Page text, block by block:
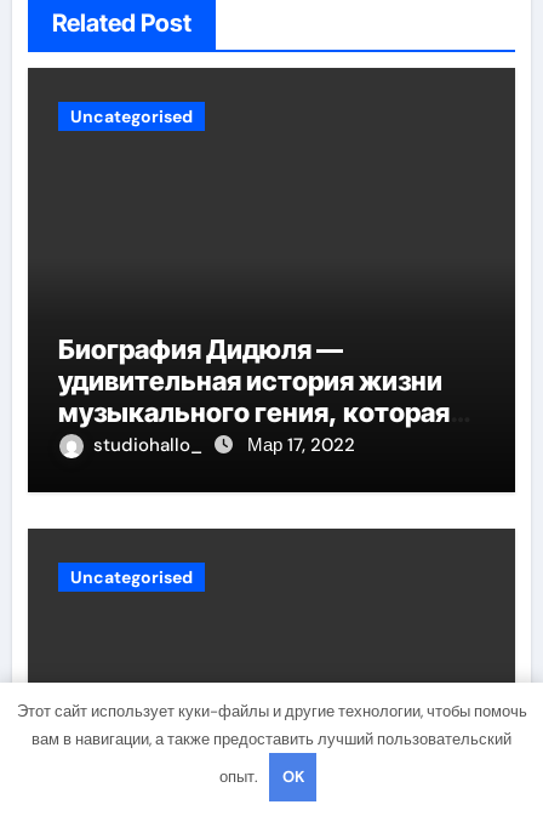
Related Post
Uncategorised
Биография Дидюля —
удивительная история жизни
музыкального гения, которая
проникнет в самые глубины
studiohallo_ Мар 17, 2022
Uncategorised
Этот сайт использует куки-файлы и другие технологии, чтобы помочь
вам в навигации, а также предоставить лучший пользовательский
опыт.
OK